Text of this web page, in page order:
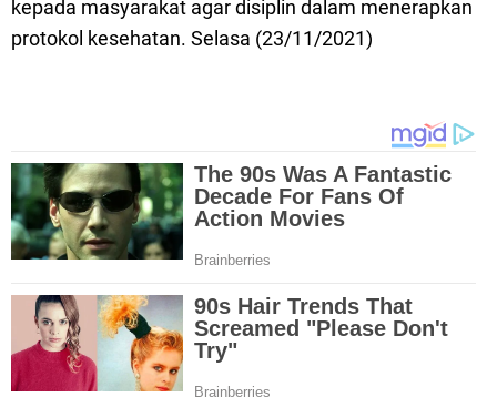
kepada masyarakat agar disiplin dalam menerapkan
protokol kesehatan. Selasa (23/11/2021)